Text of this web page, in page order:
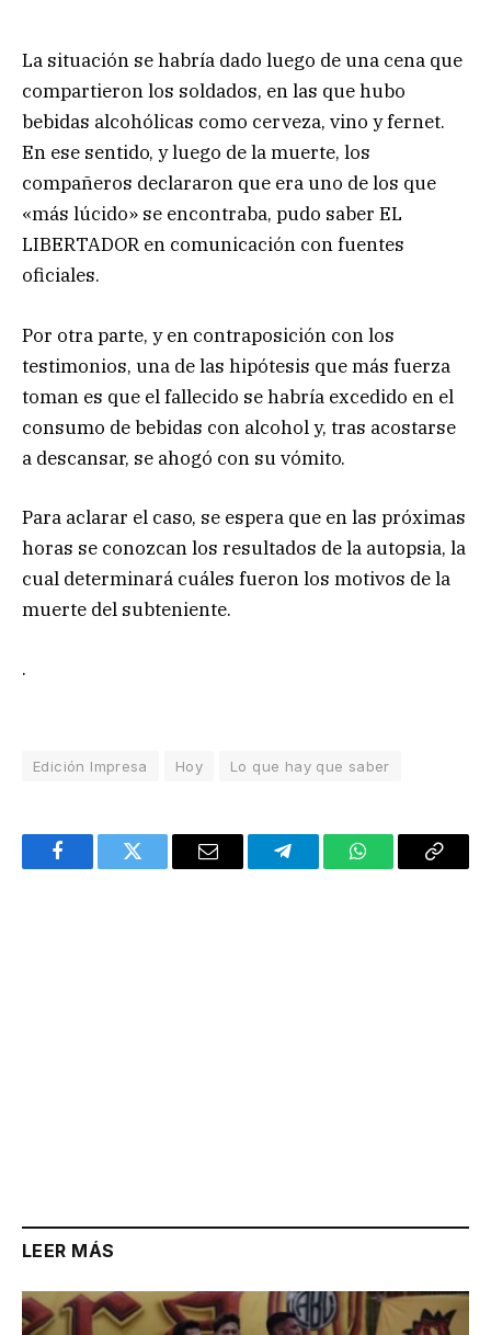
La situación se habría dado luego de una cena que
compartieron los soldados, en las que hubo
bebidas alcohólicas como cerveza, vino y fernet.
En ese sentido, y luego de la muerte, los
compañeros declararon que era uno de los que
«más lúcido» se encontraba, pudo saber EL
LIBERTADOR en comunicación con fuentes
oficiales.
Por otra parte, y en contraposición con los
testimonios, una de las hipótesis que más fuerza
toman es que el fallecido se habría excedido en el
consumo de bebidas con alcohol y, tras acostarse
a descansar, se ahogó con su vómito.
Para aclarar el caso, se espera que en las próximas
horas se conozcan los resultados de la autopsia, la
cual determinará cuáles fueron los motivos de la
muerte del subteniente.
.
Edición Impresa Hoy Lo que hay que saber
FacebookTwitter Email TelegramWhatsAppCopy
LEER MÁS